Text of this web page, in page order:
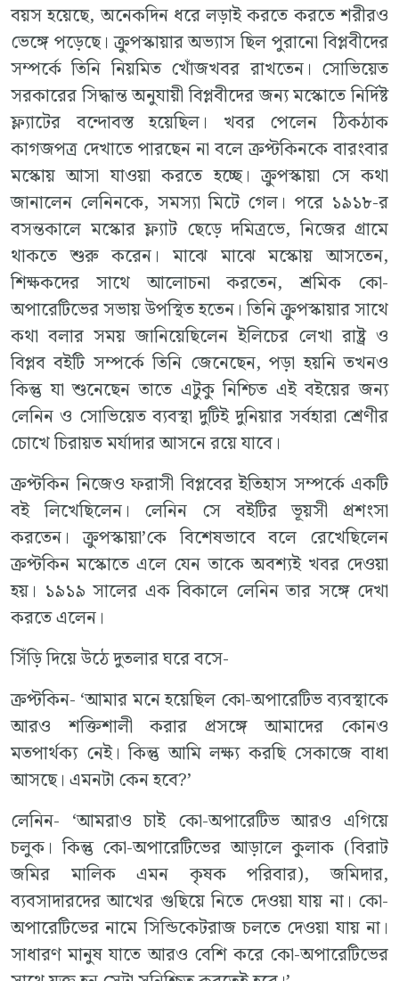
বয়স হয়েছে, অনেকদিন ধরে লড়াই করতে করতে শরীরও
ভেঙ্গে পড়েছে। ক্রুপস্কায়ার অভ্যাস ছিল পুরানো বিপ্লবীদের
সম্পর্কে তিনি নিয়মিত খোঁজখবর রাখতেন। সোভিয়েত
সরকারের সিদ্ধান্ত অনুযায়ী বিপ্লবীদের জন্য মস্কোতে নির্দিষ্ট
ফ্ল্যাটের বন্দোবস্ত হয়েছিল। খবর পেলেন ঠিকঠাক
কাগজপত্র দেখাতে পারছেন না বলে ক্রপ্টকিনকে বারংবার
মস্কোয় আসা যাওয়া করতে হচ্ছে। ক্রুপস্কায়া সে কথা
জানালেন লেনিনকে, সমস্যা মিটে গেল। পরে ১৯১৮-র
বসন্তকালে মস্কোর ফ্ল্যাট ছেড়ে দমিত্রভে, নিজের গ্রামে
থাকতে শুরু করেন। মাঝে মাঝে মস্কোয় আসতেন,
শিক্ষকদের সাথে আলোচনা করতেন, শ্রমিক কো-
অপারেটিভের সভায় উপস্থিত হতেন। তিনি ক্রুপস্কায়ার সাথে
কথা বলার সময় জানিয়েছিলেন ইলিচের লেখা রাষ্ট্র ও
বিপ্লব বইটি সম্পর্কে তিনি জেনেছেন, পড়া হয়নি তখনও
কিন্তু যা শুনেছেন তাতে এটুকু নিশ্চিত এই বইয়ের জন্য
লেনিন ও সোভিয়েত ব্যবস্থা দুটিই দুনিয়ার সর্বহারা শ্রেণীর
চোখে চিরায়ত মর্যাদার আসনে রয়ে যাবে।
ক্রপ্টকিন নিজেও ফরাসী বিপ্লবের ইতিহাস সম্পর্কে একটি
বই লিখেছিলেন। লেনিন সে বইটির ভূয়সী প্রশংসা
করতেন। ক্রুপস্কায়া’কে বিশেষভাবে বলে রেখেছিলেন
ক্রপ্টকিন মস্কোতে এলে যেন তাকে অবশ্যই খবর দেওয়া
হয়। ১৯১৯ সালের এক বিকালে লেনিন তার সঙ্গে দেখা
করতে এলেন।
সিঁড়ি দিয়ে উঠে দুতলার ঘরে বসে-
ক্রপ্টকিন- ‘আমার মনে হয়েছিল কো-অপারেটিভ ব্যবস্থাকে
আরও শক্তিশালী করার প্রসঙ্গে আমাদের কোনও
মতপার্থক্য নেই। কিন্তু আমি লক্ষ্য করছি সেকাজে বাধা
আসছে। এমনটা কেন হবে?’
লেনিন- ‘আমরাও চাই কো-অপারেটিভ আরও এগিয়ে
চলুক। কিন্তু কো-অপারেটিভের আড়ালে কুলাক (বিরাট
জমির মালিক এমন কৃষক পরিবার), জমিদার,
ব্যবসাদারদের আখের গুছিয়ে নিতে দেওয়া যায় না। কো-
অপারেটিভের নামে সিন্ডিকেটরাজ চলতে দেওয়া যায় না।
সাধারণ মানুষ যাতে আরও বেশি করে কো-অপারেটিভের